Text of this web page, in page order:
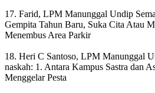
17. Farid, LPM Manunggal Undip
Gempita Tahun Baru, Suka Cita Atau
Menembus Area Parkir
18. Heri C Santoso, LPM Manunggal
naskah: 1. Antara Kampus Sastra dan
Menggelar Pesta